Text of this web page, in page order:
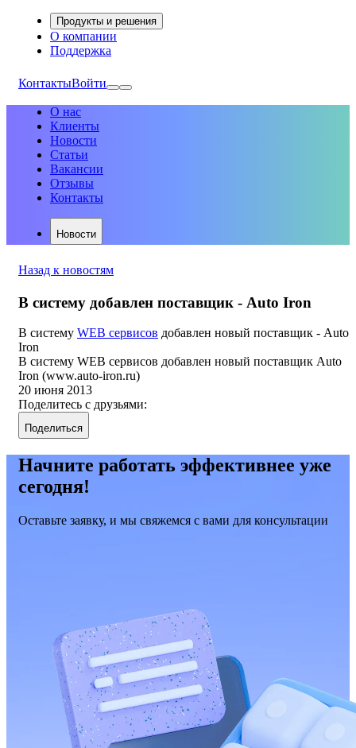
Продукты и решения
О компании
Поддержка
КонтактыВойти
О нас
Клиенты
Новости
Статьи
Вакансии
Отзывы
Контакты
Новости
Назад к новостям
В систему добавлен поставщик - Auto Iron
В систему WEB сервисов добавлен новый поставщик - Auto
Iron
В систему WEB сервисов добавлен новый поставщик Auto
Iron (www.auto-iron.ru)
20 июня 2013
Поделитесь с друзьями:
Поделиться
Начните работать эффективнее уже
сегодня!
Оставьте заявку, и мы свяжемся с вами для консультации